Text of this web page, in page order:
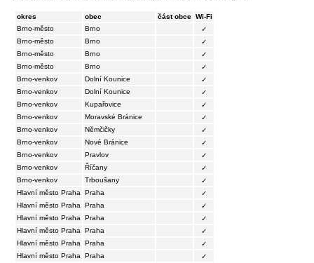
okres obec část obce Wi-Fi
Brno-město
Brno
✓
Brno-město
Brno
✓
Brno-město
Brno
✓
Brno-město
Brno
✓
Brno-venkov
Dolní Kounice
✓
Brno-venkov
Dolní Kounice
✓
Brno-venkov
Kupařovice
✓
Brno-venkov
Moravské Bránice
✓
Brno-venkov
Němčičky
✓
Brno-venkov
Nové Bránice
✓
Brno-venkov
Pravlov
✓
Brno-venkov
Říčany
✓
Brno-venkov
Trboušany
✓
Hlavní město Praha
Praha
✓
Hlavní město Praha
Praha
✓
Hlavní město Praha
Praha
✓
Hlavní město Praha
Praha
✓
Hlavní město Praha
Praha
✓
Hlavní město Praha
Praha
✓